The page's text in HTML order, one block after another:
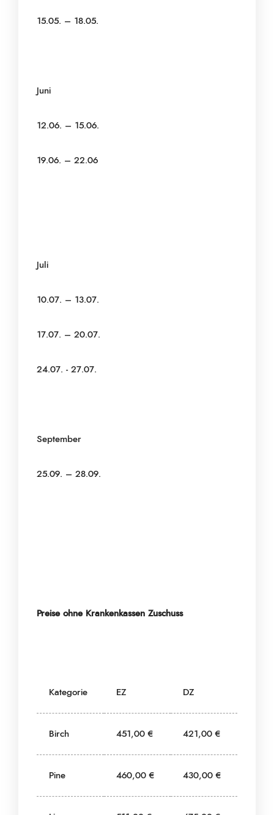
15.05. – 18.05.
Juni
12.06. – 15.06.
19.06. – 22.06
Juli
10.07. – 13.07.
17.07. – 20.07.
24.07. - 27.07.
September
25.09. – 28.09.
Preise ohne Krankenkassen Zuschuss
Kategorie EZ DZ
Birch 451,00 € 421,00 €
Pine 460,00 € 430,00 €